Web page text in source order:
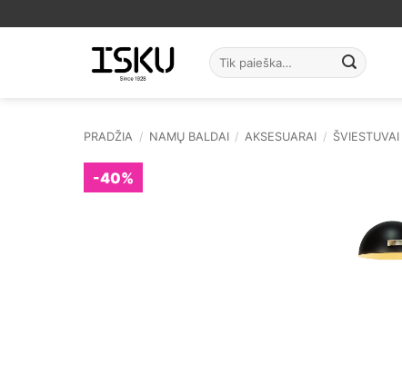
to
Ieškoti:
PRADŽIA / NAMŲ BALDAI / AKSESUARAI / ŠVIESTUVAI
-40%